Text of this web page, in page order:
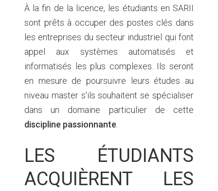
À la fin de la licence, les étudiants en SARII
sont prêts à occuper des postes clés dans
les entreprises du secteur industriel qui font
appel aux systèmes automatisés et
informatisés les plus complexes. Ils seront
en mesure de poursuivre leurs études au
niveau master s'ils souhaitent se spécialiser
dans un domaine particulier de cette
discipline passionnante
LES ÉTUDIANTS
ACQUIÈRENT LES